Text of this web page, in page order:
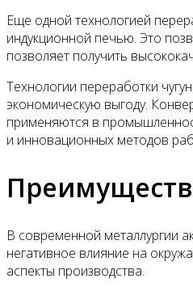
Еще одной технологией
индукционной печью. Это
позволяет получить
Технологии переработки
экономическую выгоду.
применяются в
и инновационных методов
В современной металлургии
негативное влияние на
аспекты производства.